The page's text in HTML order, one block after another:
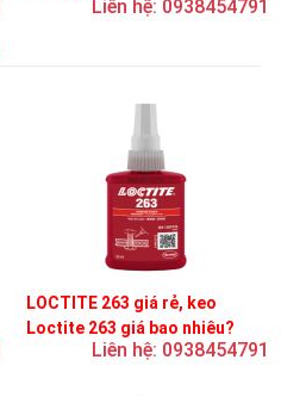
Liên hệ: 0938454791
LOCTITE 263 giá rẻ, keo
Loctite 263 giá bao nhiêu?
Liên hệ: 0938454791